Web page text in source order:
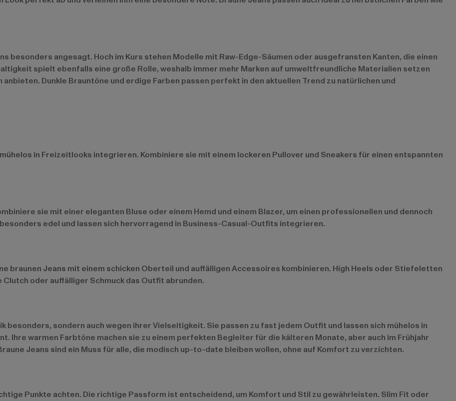
besonders angesagt. Hoch im Kurs stehen Modelle mit Raw-Edge-Säumen oder ausgefransten Kanten, die einen
spielt ebenfalls eine große Rolle, weshalb immer mehr Marken auf umweltfreundliche Materialien setzen
Dunkle Brauntöne und erdige Farben passen perfekt in den aktuellen Trend zu natürlichen und
in Freizeitlooks integrieren. Kombiniere sie mit einem lockeren Pullover und Sneakers für einen entspannten
sie mit einer eleganten Bluse oder einem Hemd und einem Blazer, um einen professionellen und dennoch
edel und lassen sich hervorragend in Business-Casual-Outfits integrieren.
braunen Jeans mit einem schicken Oberteil und auffälligen Accessoires kombinieren. High Heels oder Stiefeletten
oder auffälliger Schmuck das Outfit abrunden.
besonders, sondern auch wegen ihrer Vielseitigkeit. Sie passen zu fast jedem Outfit und lassen sich mühelos in
Ihre warmen Farbtöne machen sie zu einem perfekten Begleiter für die kälteren Monate, aber auch im Frühjahr
Jeans sind ein Muss für alle, die modisch up-to-date bleiben wollen, ohne auf Komfort zu verzichten.
Punkte achten. Die richtige Passform ist entscheidend, um Komfort und Stil zu gewährleisten. Slim Fit oder